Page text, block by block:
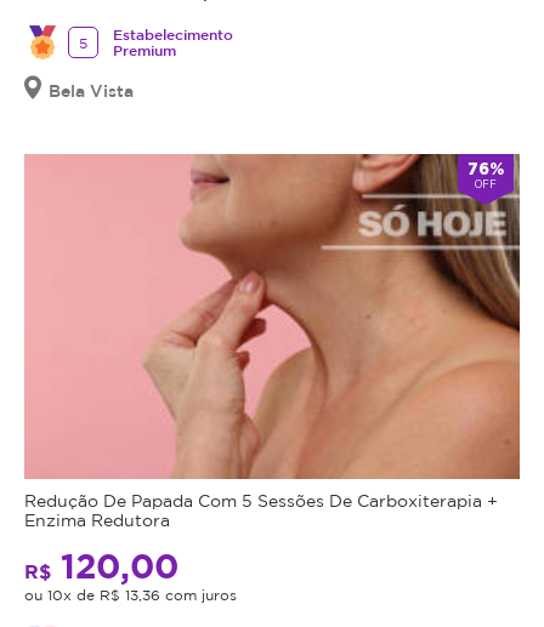
5
Estabelecimento
Premium
Bela Vista
76%
OFF
Redução De Papada Com 5 Sessões De Carboxiterapia +
Enzima Redutora
R$ 120,00
ou 10x de R$ 13,36 com juros